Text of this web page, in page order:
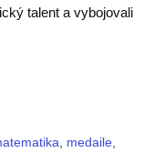
talent a vybojovali
, medaile,